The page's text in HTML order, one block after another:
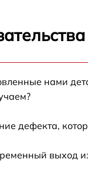
Pro
Z2 Pro
нами
дефекта,
выход